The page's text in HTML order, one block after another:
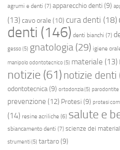
agrumi e denti (7) apparecchio denti (9)
(13) cavo orale(10) cura denti (18)
denti (146) denti bianchi (7)
gesso(5) gnatologia (29) igiene
manipolo odontotecnico(5) materiale (13)
notizie (61) notizie denti
odontotecnica (9) ortodonzia(5) parodontite
prevenzione (12) Protesi (9) protesi
(14) resine acriliche (6) salute e
sbiancamento denti (7) scienze dei
strumenti(5) tartaro(9)